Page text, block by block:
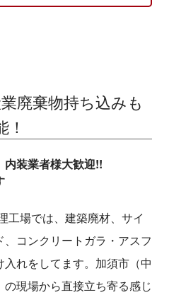
廃棄物持ち込みも
内装業者様大歓迎!!
工場では、建築廃材、サイ
コンクリートガラ・アスフ
れをしてます。加須市（中
現場から直接立ち寄る感じ